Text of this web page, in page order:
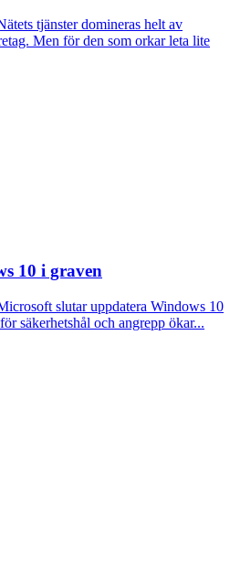
tjänster domineras helt av
Men för den som orkar leta lite
10 i graven
slutar uppdatera Windows 10
säkerhetshål och angrepp ökar...